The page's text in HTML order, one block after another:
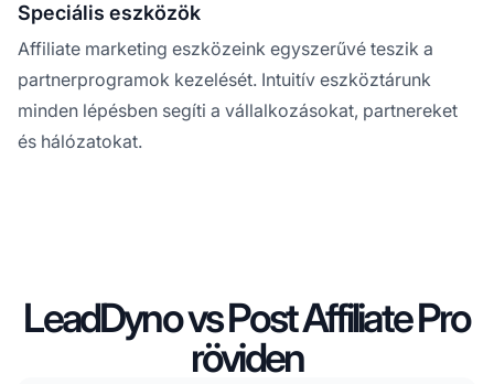
Speciális eszközök
Affiliate marketing eszközeink egyszerűvé teszik a
partnerprogramok kezelését. Intuitív eszköztárunk
minden lépésben segíti a vállalkozásokat, partnereket
és hálózatokat.
LeadDyno vs Post Affiliate Pro
röviden